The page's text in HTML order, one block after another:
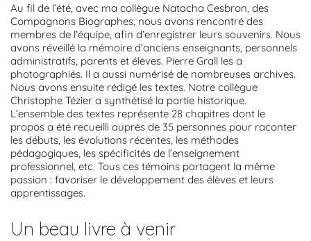
Au fil de l’été, avec ma collègue Natacha Cesbron, des
Compagnons Biographes, nous avons rencontré des
membres de l’équipe, afin d’enregistrer leurs souvenirs. Nous
avons réveillé la mémoire d’anciens enseignants, personnels
administratifs, parents et élèves. Pierre Grall les a
photographiés. Il a aussi numérisé de nombreuses archives.
Nous avons ensuite rédigé les textes. Notre collègue
Christophe Tézier a synthétisé la partie historique.
L’ensemble des textes représente 28 chapitres dont le
propos a été recueilli auprès de 35 personnes pour raconter
les débuts, les évolutions récentes, les méthodes
pédagogiques, les spécificités de l’enseignement
professionnel, etc. Tous ces témoins partagent la même
passion : favoriser le développement des élèves et leurs
apprentissages.
Un beau livre à venir